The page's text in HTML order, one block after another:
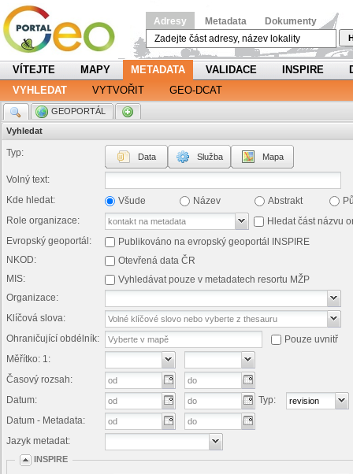
Adresy Metadata Dokumenty
VÍTEJTE MAPY METADATA VALIDACE INSPIRE
VYHLEDAT
VYTVOŘIT GEO-DCAT
GEOPORTÁL
Vyhledat
Typ: Data Služba Mapa
Volný text:
Kde hledat:
Všude Název Abstrakt
Role organizace:
Hledat část názvu
Evropský geoportál:
Publikováno na evropský geoportál INSPIRE
NKOD:
Otevřená data ČR
MIS:
Vyhledávat pouze v metadatech resortu MŽP
Organizace:
Klíčová slova:
Ohraničující obdélník:
Pouze uvnitř
Měřítko: 1:
Časový rozsah:
Datum:
Datum - Metadata:
Typ:
Jazyk metadat:
INSPIRE